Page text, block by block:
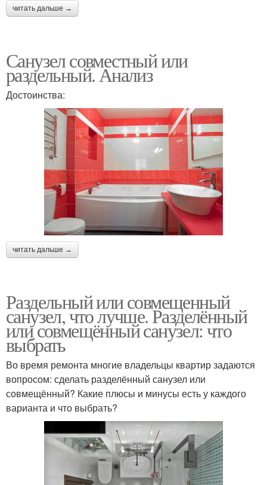
читать дальше →
Санузел совместный или
раздельный. Анализ
Достоинства:
читать дальше →
Раздельный или совмещенный
санузел, что лучше. Разделённый
или совмещённый санузел: что
выбрать
Во время ремонта многие владельцы квартир задаются
вопросом: сделать разделённый санузел или
совмещённый? Какие плюсы и минусы есть у каждого
варианта и что выбрать?